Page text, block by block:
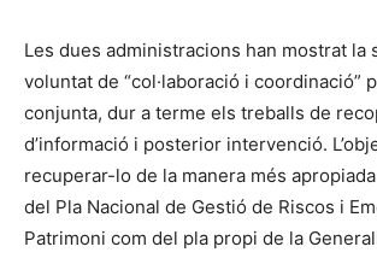
Les dues administracions han mostrat la
voluntat de “col·laboració i coordinació”
conjunta, dur a terme els treballs de
d’informació i posterior intervenció.
recuperar-lo de la manera més
del Pla Nacional de Gestió de Riscos i
Patrimoni com del pla propi de la